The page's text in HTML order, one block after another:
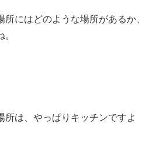
にはどのような場所があるか、
所は、やっぱりキッチンですよ